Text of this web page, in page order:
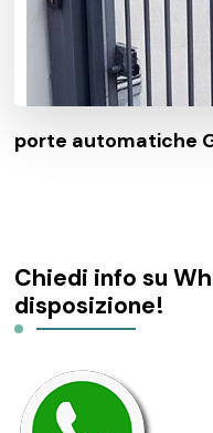
porte automatiche
Chiedi info su
disposizione!